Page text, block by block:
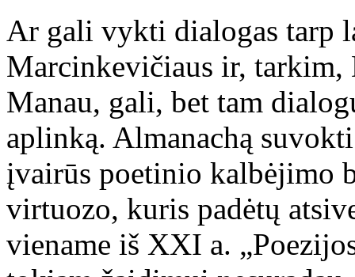
Ar gali vykti dialogas tarp
Marcinkevičiaus ir,
Manau, gali, bet tam
aplinką. Almanachą
įvairūs poetinio kalbėjimo
virtuozo, kuris padėtų
viename iš XXI a.